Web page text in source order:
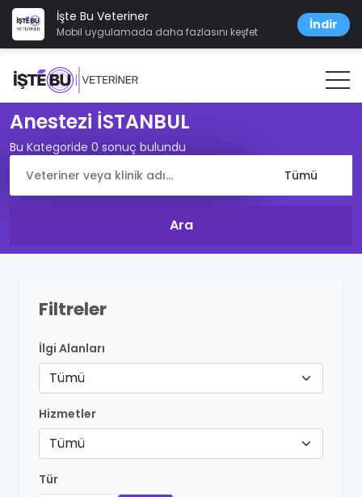
İşte Bu Veteriner
Mobil uygulamada daha fazlasını keşfet İndir
Anestezi İSTANBUL
Bu Kategoride 0 sonuç bulundu
Filtreler
İlgi Alanları
Tümü
Hizmetler
Tümü
Tür